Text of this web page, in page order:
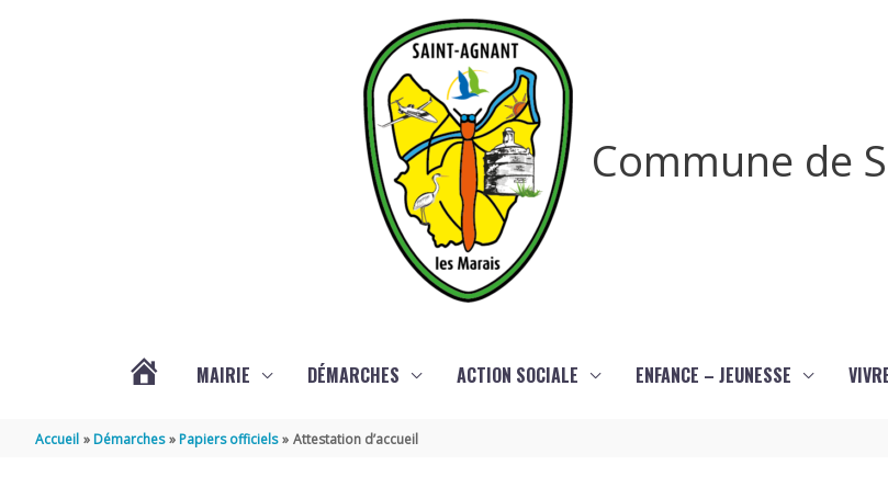
Commune de
MAIRIE DÉMARCHES ACTION SOCIALE ENFANCE – JEUNESSE
Accueil Démarches Papiers officiels Attestation d’accueil